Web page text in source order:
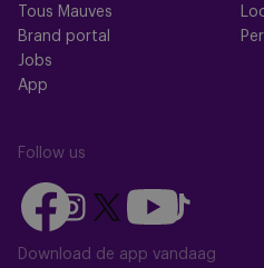
Tous Mauves
Brand portal
Jobs
App
Follow us
Follow
us
on
Follow
us
on
Follow
on
Follow
us
on
Follow
us
on
Download de app vandaag